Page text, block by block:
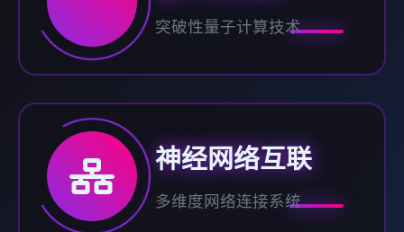
突破性量子计算技术
神经网络互联
多维度网络连接系统